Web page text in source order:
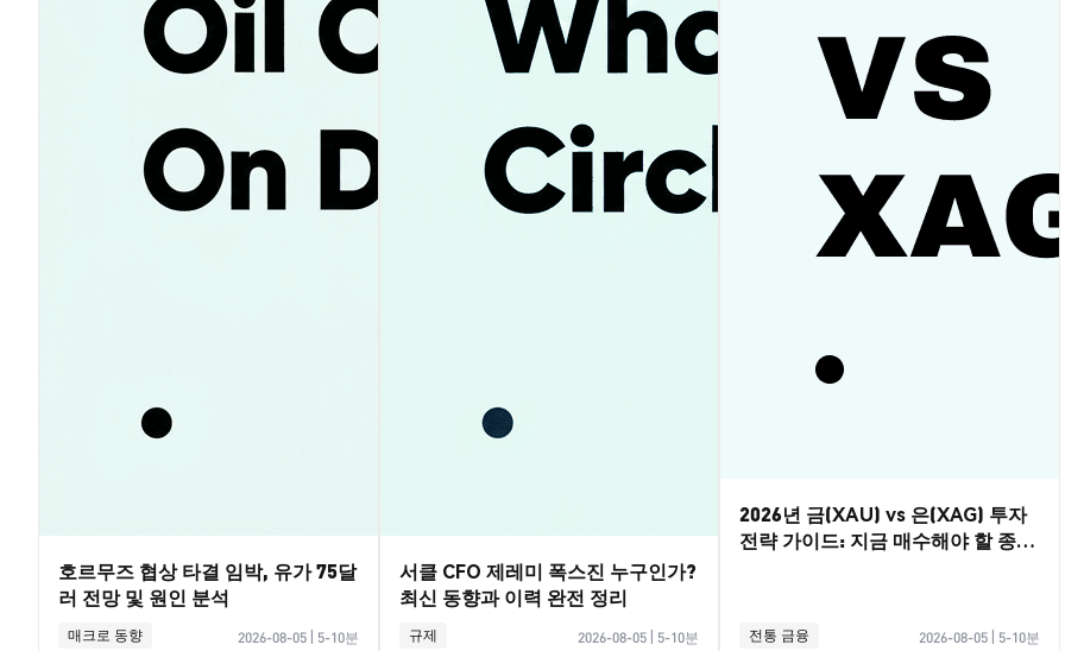
호르무즈 협상 타결 임박, 유가 75달
러 전망 및 원인 분석
매크로 동향 2026-08-05 5-10분
서클 CFO 제레미 폭스진 누구인가?
최신 동향과 이력 완전 정리
규제 2026-08-05 5-10분
2026년 금(XAU) vs 은(XAG) 투자
전략 가이드: 지금 매수해야 할 종목
전통 금융 2026-08-05 5-10분